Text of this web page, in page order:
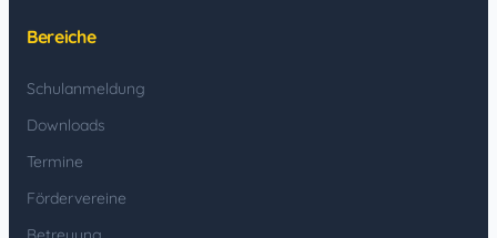
Bereiche
Schulanmeldung
Downloads
Termine
Fördervereine